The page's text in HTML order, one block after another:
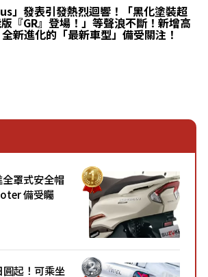
」發表引發熱烈迴響！「黑化塗裝超
『GR』登場！」等聲浪不斷！新增高
新進化的「最新車型」備受關注！
罩式安全帽
備受矚
設計與各項
起！可乘坐